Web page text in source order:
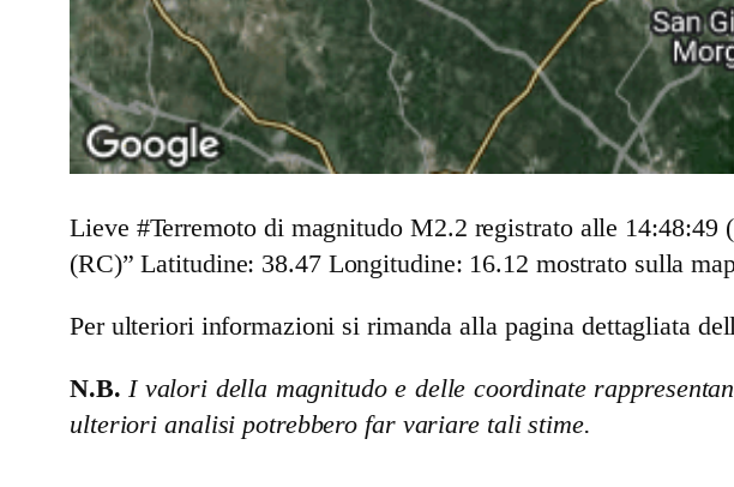
Lieve #Terremoto di magnitudo M2.2 registrato alle
(RC)” Latitudine: 38.47 Longitudine: 16.12 mostrato sulla
Per ulteriori informazioni si rimanda alla pagina dettagliata
N.B. I valori della magnitudo e delle coordinate
ulteriori analisi potrebbero far variare tali stime.